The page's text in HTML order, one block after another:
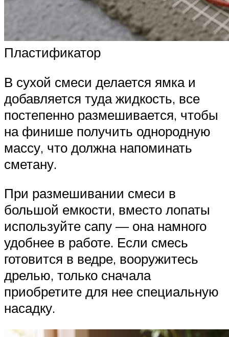
Пластификатор
В сухой смеси делается ямка и
добавляется туда жидкость, все
постепенно размешивается, чтобы
на финише получить однородную
массу, что должна напоминать
сметану.
При размешивании смеси в
большой емкости, вместо лопаты
используйте сапу — она намного
удобнее в работе. Если смесь
готовится в ведре, вооружитесь
дрелью, только сначала
приобретите для нее специальную
насадку.